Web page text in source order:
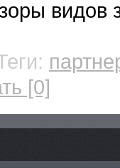
видов
[0]